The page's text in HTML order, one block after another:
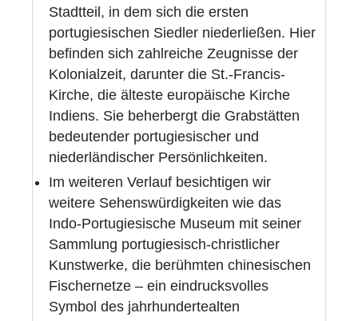
Stadtteil, in dem sich die ersten
portugiesischen Siedler niederließen. Hier
befinden sich zahlreiche Zeugnisse der
Kolonialzeit, darunter die St.-Francis-
Kirche, die älteste europäische Kirche
Indiens. Sie beherbergt die Grabstätten
bedeutender portugiesischer und
niederländischer Persönlichkeiten.
Im weiteren Verlauf besichtigen wir
weitere Sehenswürdigkeiten wie das
Indo-Portugiesische Museum mit seiner
Sammlung portugiesisch-christlicher
Kunstwerke, die berühmten chinesischen
Fischernetze – ein eindrucksvolles
Symbol des jahrhundertealten